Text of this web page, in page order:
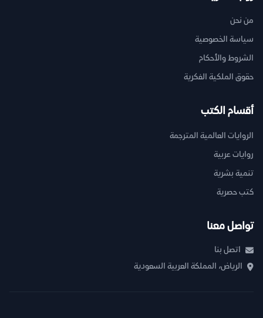
من نحن
سياسة الخصوصية
الشروط والأحكام
حقوق الملكية الفكرية
أقسام الكتب
الروايات العالمية المترجمة
روايات عربية
تنمية بشرية
كتب حصرية
تواصل معنا
اتصل بنا
الرياض، المملكة العربية السعودية